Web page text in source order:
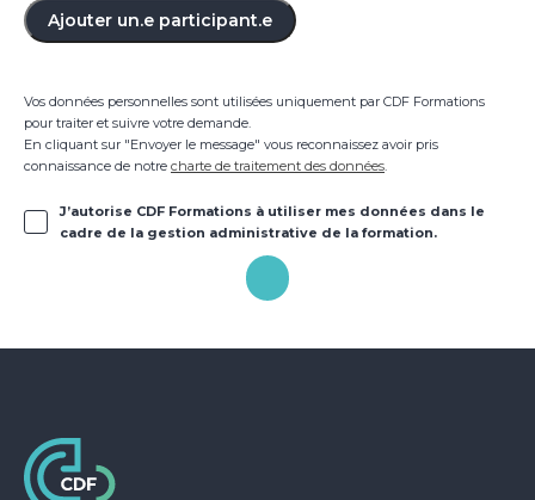
Ajouter un.e participant.e
Vos données personnelles sont utilisées uniquement par CDF Formations
pour traiter et suivre votre demande.
En cliquant sur "Envoyer le message" vous reconnaissez avoir pris
connaissance de notre charte de traitement des données.
J’autorise CDF Formations à utiliser mes données dans le
cadre de la gestion administrative de la formation.